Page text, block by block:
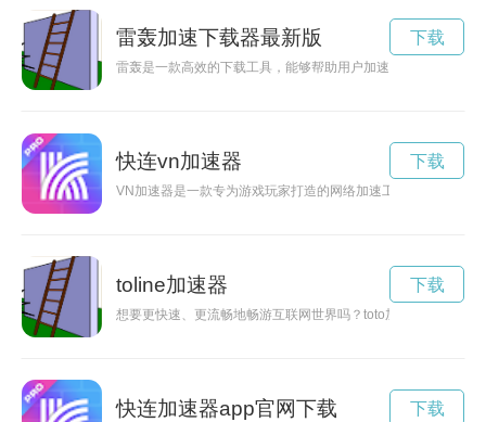
雷轰加速下载器最新版
雷轰是一款高效的下载工具，能够帮助用户加速下载速度，让
下载
快连vn加速器
VN加速器是一款专为游戏玩家打造的网络加速工具，能有效解
下载
toline加速器
想要更快速、更流畅地畅游互联网世界吗？toto加速器下载帮助
下载
快连加速器app官网下载 下载